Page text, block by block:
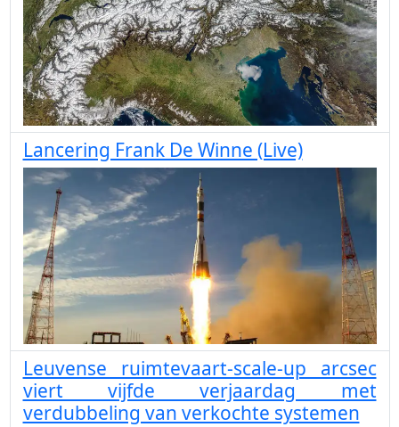
Lancering Frank De Winne (Live)
Leuvense ruimtevaart-scale-up arcsec
viert vijfde verjaardag met
verdubbeling van verkochte systemen